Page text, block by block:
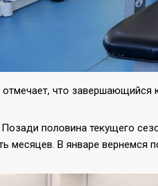
что завершающийся
половина текущего
месяцев. В январе